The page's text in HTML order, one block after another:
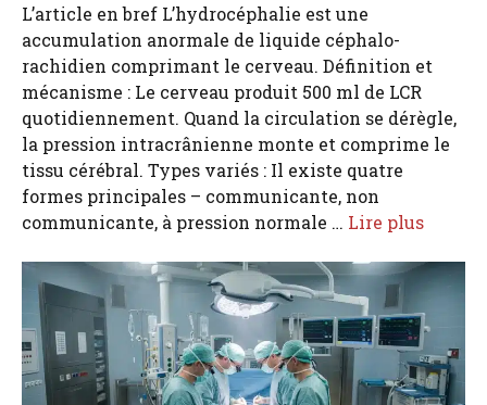
L’article en bref L’hydrocéphalie est une
accumulation anormale de liquide céphalo-
rachidien comprimant le cerveau. Définition et
mécanisme : Le cerveau produit 500 ml de LCR
quotidiennement. Quand la circulation se dérègle,
la pression intracrânienne monte et comprime le
tissu cérébral. Types variés : Il existe quatre
formes principales – communicante, non
communicante, à pression normale … Lire plus